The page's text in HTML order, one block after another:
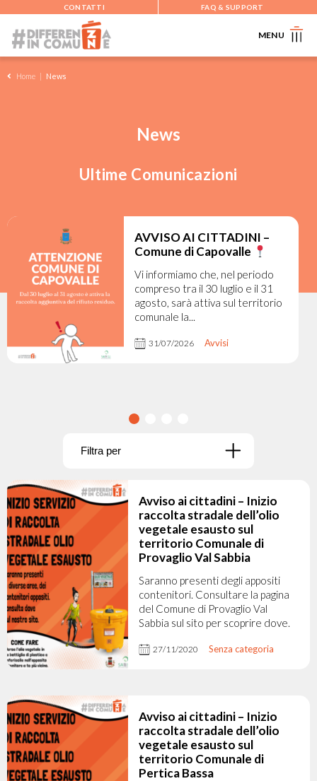
CONTATTI FAQ & SUPPORT
MENU
Home | News
News
Ultime Comunicazioni
AVVISO AI CITTADINI –
Comune di Capovalle
Vi informiamo che, nel periodo
compreso tra il 30 luglio e il 31
agosto, sarà attiva sul territorio
comunale la...
31/07/2026 Avvisi
Filtra per
Avviso ai cittadini – Inizio
raccolta stradale dell’olio
vegetale esausto sul
territorio Comunale di
Provaglio Val Sabbia
Saranno presenti degli appositi
contenitori. Consultare la pagina
del Comune di Provaglio Val
Sabbia sul sito per scoprire dove.
27/11/2020 Senza categoria
Avviso ai cittadini – Inizio
raccolta stradale dell’olio
vegetale esausto sul
territorio Comunale di
Pertica Bassa